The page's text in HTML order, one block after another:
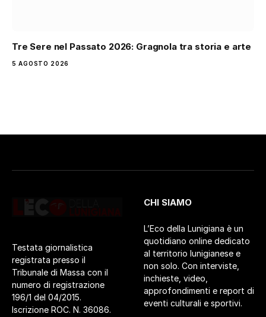
Tre Sere nel Passato 2026: Gragnola tra storia e arte
5 AGOSTO 2026
Testata giornalistica
registrata presso il
Tribunale di Massa con il
numero di registrazione
196/1 del 04/2015.
Iscrizione ROC. N. 36086.
CHI SIAMO
L’Eco della Lunigiana è un
quotidiano online dedicato
al territorio lunigianese e
non solo. Con interviste,
inchieste, video,
approfondimenti e report di
eventi culturali e sportivi.